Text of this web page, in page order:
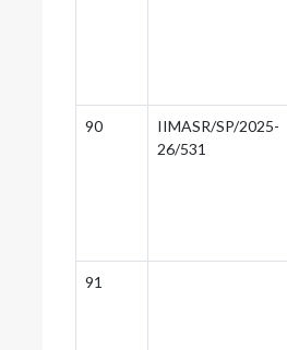
90
IIMASR/SP/2025-
26/531
91